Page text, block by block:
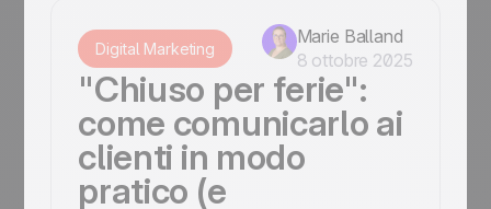
Digital Marketing
Marie Balland
8 ottobre 2025
"Chiuso per ferie":
come comunicarlo ai
clienti in modo
pratico (e